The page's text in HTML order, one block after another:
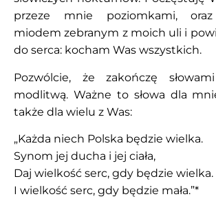
przeze mnie poziomkami, oraz
miodem zebranym z moich uli i
do serca: kocham Was wszystkich.
Pozwólcie, że zakończę
modlitwą. Ważne to słowa dla
także dla wielu z Was:
„Każda niech Polska będzie wielka.
Synom jej ducha i jej ciała,
Daj wielkość serc, gdy będzie wielka.
I wielkość serc, gdy będzie mała.”*